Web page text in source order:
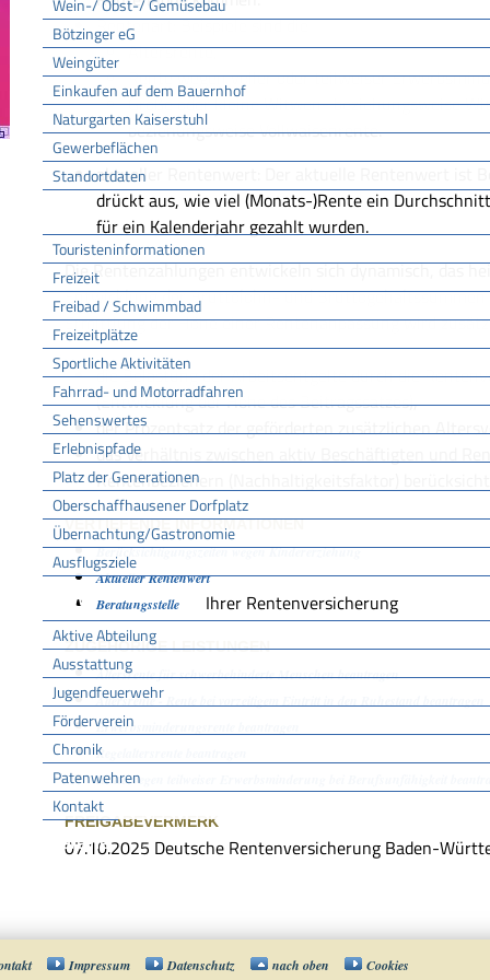
Wein-/ Obst-/ Gemüsebau
Bötzinger eG
Weingüter
Einkaufen auf dem Bauernhof
Naturgarten Kaiserstuhl
Gewerbeflächen
Standortdaten
Tourismus
Touristeninformationen
Freizeit
Freibad / Schwimmbad
Freizeitplätze
Sportliche Aktivitäten
Fahrrad- und Motorradfahren
Sehenswertes
Erlebnispfade
Platz der Generationen
Oberschaffhausener Dorfplatz
Übernachtung/Gastronomie
Ausflugsziele
FFW
Aktive Abteilung
Ausstattung
Jugendfeuerwehr
Förderverein
Chronik
Patenwehren
Kontakt
Vereine
Rentenart: Beispiele sind die
Altersrente,
Rente wegen voller oder teilweiser
Große oder kleine Witwen- beziehungsweise
beziehungsweise Vollwaisenrente.
aktueller Rentenwert: Der aktuelle Rentenwert ist
drückt aus, wie viel (Monats-)Rente ein
für ein Kalenderjahr gezahlt wurden.
Die Rentenzahlungen entwickeln sich dynamisch, das
Entwicklung der Bruttolohn- und Bruttogehaltssummen
Ermittlung der Höhe einer Rentenanpassung wird
die Belastung der Arbeitsentgelte durch die
(Entwicklung der Höhe des Beitragssatzes),
der Prozentsatz der geförderten zusätzlichen
das Verhältnis zwischen aktiv Beschäftigten und
Rentenbeziehern (Nachhaltigkeitsfaktor)
VERTIEFENDE INFORMATIONEN
Berücksichtigungszeiten wegen Kindererziehung
Aktueller Rentenwert
Beratungsstelle
Ihrer Rentenversicherung
ZUGEHÖRIGE LEISTUNGEN
Altersrente für schwerbehinderte Menschen beantragen
Altersrente - Rente bei vorzeitigem Eintritt in den Ruhestand beantragen
Erwerbsminderungsrente beantragen
Regelaltersrente beantragen
Rente wegen teilweiser Erwerbsminderung bei Berufsunfähigkeit
FREIGABEVERMERK
07.10.2025 Deutsche Rentenversicherung Baden-
Impressum Datenschutz nach oben Cookies